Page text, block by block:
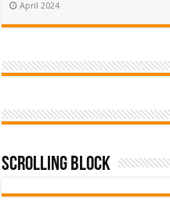
April 2024
Scrolling Block